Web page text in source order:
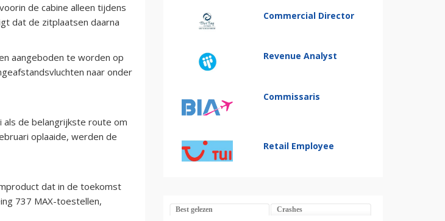
de cabine alleen tijdens
dat de zitplaatsen daarna
aangeboden te worden op
naar onder
als de belangrijkste route om
oplaaide, werden de
dat in de toekomst
737 MAX-toestellen,
Commercial Director
Revenue Analyst
Commissaris
Retail Employee
Best gelezen Crashes